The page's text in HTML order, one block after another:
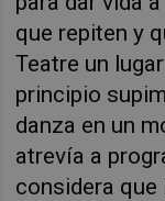
que repiten y
Teatre un
principio
danza en un
atrevía a
considera que